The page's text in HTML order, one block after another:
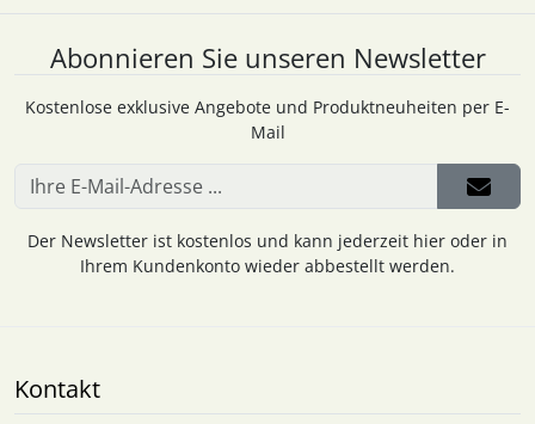
Abonnieren Sie unseren Newsletter
Kostenlose exklusive Angebote und Produktneuheiten per E-
Mail
Der Newsletter ist kostenlos und kann jederzeit hier oder in
Ihrem Kundenkonto wieder abbestellt werden.
Kontakt